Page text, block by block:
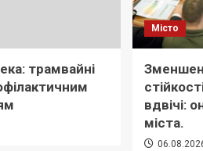
трамвайні
Місто
вдвічі:
міста.